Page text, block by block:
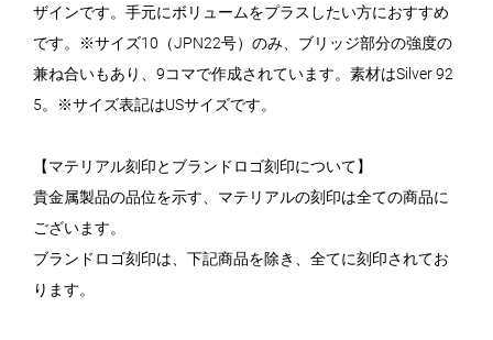
ザインです。手元にボリュームをプラスしたい方におすすめ
です。※サイズ10（JPN22号）のみ、ブリッジ部分の強度の
兼ね合いもあり、9コマで作成されています。素材はSilver 92
5。※サイズ表記はUSサイズです。
【マテリアル刻印とブランドロゴ刻印について】
貴金属製品の品位を示す、マテリアルの刻印は全ての商品に
ございます。
ブランドロゴ刻印は、下記商品を除き、全てに刻印されてお
ります。